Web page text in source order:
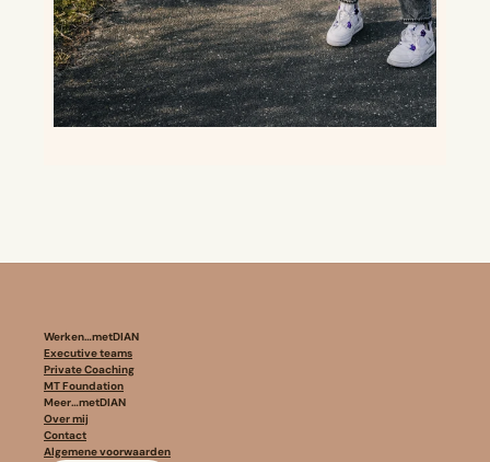
Werken…metDIAN
Executive teams
Private Coaching
MT Foundation
Meer…metDIAN
Over mij
Contact
Algemene voorwaarden